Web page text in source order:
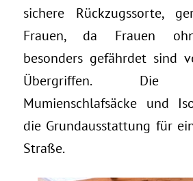
sichere Rückzugssorte,
Frauen, da Frauen
besonders gefährdet sind
Übergriffen. Die
Mumienschlafsäcke und
die Grundausstattung für
Straße.